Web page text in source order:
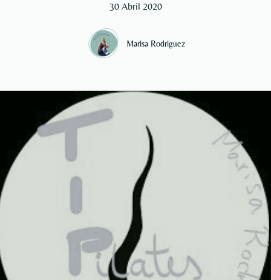
30 Abril 2020
Marisa Rodriguez